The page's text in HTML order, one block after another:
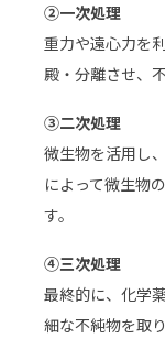
②一次処理
重力や遠心力を
殿・分離させ、
③二次処理
微生物を活用し
によって微生物
す。
④三次処理
最終的に、化学
細な不純物を取